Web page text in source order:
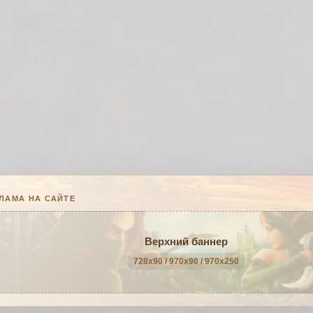
НА САЙТЕ
Верхний баннер
728x90 / 970x90 / 970x250